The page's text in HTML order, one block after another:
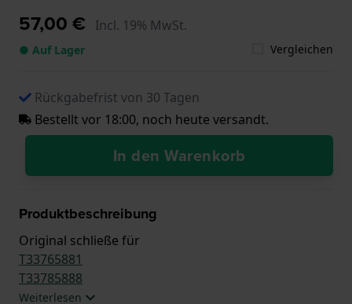
57,00 € Incl. 19% MwSt.
● Auf Lager Vergleichen
Rückgabefrist von 30 Tagen
Bestellt vor 18:00, noch heute versandt.
In den Warenkorb
Produktbeschreibung
Original schließe für
T33765881
T33785888
Weiterlesen